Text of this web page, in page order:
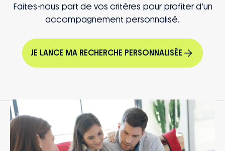
Faites-nous part de vos critères pour profiter d’un
accompagnement personnalisé.
JE LANCE MA RECHERCHE PERSONNALISÉE